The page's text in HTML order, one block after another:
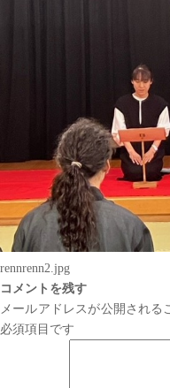
rennrenn2.jpg
コメントを残す
メールアドレスが公開される
必須項目です